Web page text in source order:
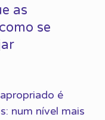
as
se
é
num nível mais